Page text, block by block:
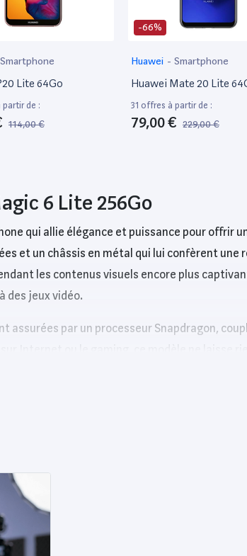
Smartphone
Lite 64Go
de :
114,00 €
-66%
Huawei - Smartphone
Huawei Mate 20 Lite
31 offres à partir de :
79,00 € 229,00 €
6 Lite 256Go
qui allie élégance et puissance pour offrir
et un châssis en métal qui lui confèrent
les contenus visuels encore plus
des jeux vidéo.
assurées par un processeur Snapdragon,
de qualité même dans des conditions de
intensive toute la journée avec une charge
une expérience fluide et intuitive. En
le Honor Magic 6 Lite offre des
à la recherche d’un smartphone